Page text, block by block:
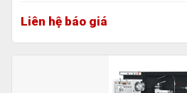
Liên hệ báo giá